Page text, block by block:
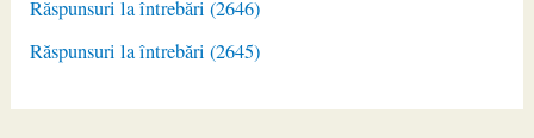
Răspunsuri la întrebări (2646)
Răspunsuri la întrebări (2645)